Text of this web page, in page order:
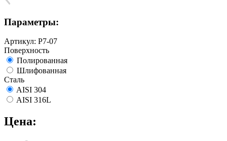
Параметры:
Артикул: Р7-07
Поверхность
Полированная
Шлифованная
Сталь
AISI 304
AISI 316L
Цена: